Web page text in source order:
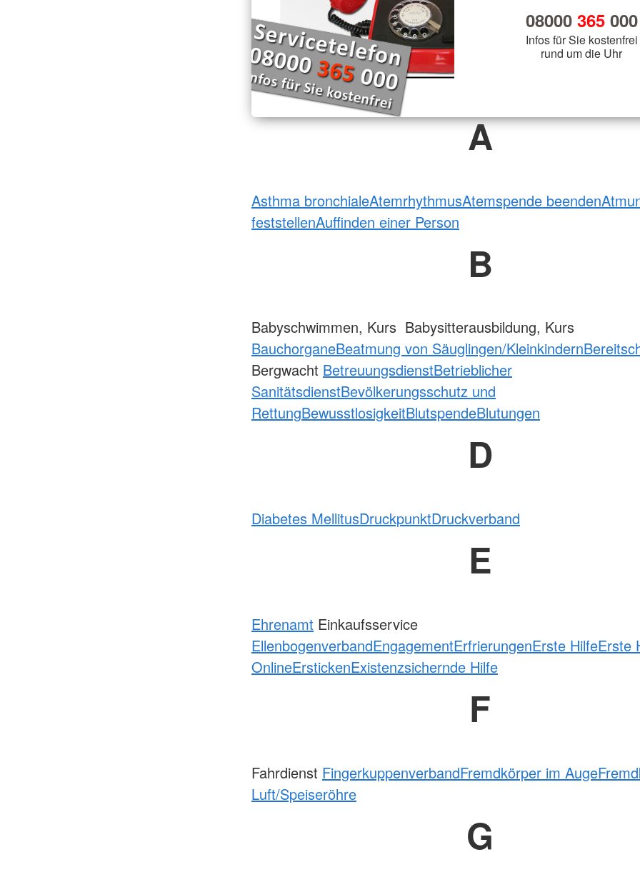
08000 365000
Infos für Sie kostenfrei
rund um die Uhr
A
Asthma bronchialeAtemrhythmusAtemspende beenden
feststellenAuffinden einer Person
B
Babyschwimmen, Kurs Babysitterausbildung, Kurs
BauchorganeBeatmung von Säuglingen/Kleinkindern
Bergwacht BetreuungsdienstBetrieblicher
SanitätsdienstBevölkerungsschutz und
RettungBewusstlosigkeitBlutspendeBlutungen
D
Diabetes MellitusDruckpunktDruckverband
E
Ehrenamt Einkaufsservice
EllenbogenverbandEngagementErfrierungenErste HilfeErste
OnlineErstickenExistenzsichernde Hilfe
F
Fahrdienst FingerkuppenverbandFremdkörper im Auge
Luft/Speiseröhre
G